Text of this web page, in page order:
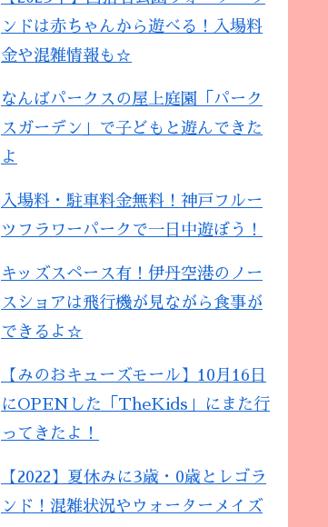
ンドは赤ちゃんから遊べる！入場料
金や混雑情報も☆
なんばパークスの屋上庭園「パーク
スガーデン」で子どもと遊んできた
よ
入場料・駐車料金無料！神戸フルー
ツフラワーパークで一日中遊ぼう！
キッズスペース有！伊丹空港のノー
スショアは飛行機が見ながら食事が
できるよ☆
【みのおキューズモール】10月16日
にOPENした「TheKids」にまた行
ってきたよ！
【2022】夏休みに3歳・0歳とレゴラ
ンド！混雑状況やウォーターメイズ